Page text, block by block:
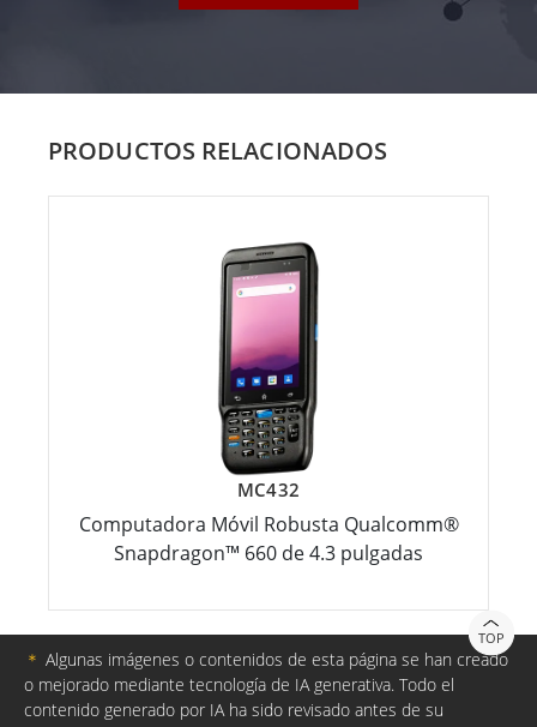
PRODUCTOS RELACIONADOS
MC432
Computadora Móvil Robusta Qualcomm®
Snapdragon™ 660 de 4.3 pulgadas
TOP
＊ Algunas imágenes o contenidos de esta página se han creado
o mejorado mediante tecnología de IA generativa. Todo el
contenido generado por IA ha sido revisado antes de su